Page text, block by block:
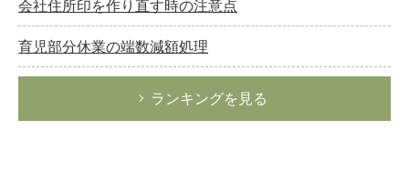
会社住所印を作り直す時の注意点
育児部分休業の端数減額処理
ランキングを見る